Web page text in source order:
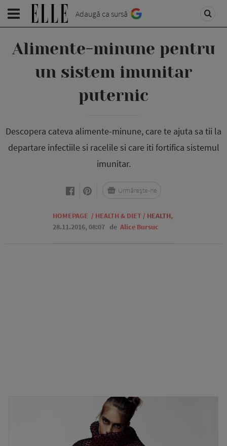
Adaugă ca sursă
Alimente-minune pentru
un sistem imunitar
puternic
Descopera cateva alimente-minune, care te ajuta sa tii la
departare infectiile si racelile si care iti fortifica sistemul
imunitar.
HOMEPAGE / HEALTH & DIET / HEALTH,
28.11.2016, 08:07 de Alice Bursuc
Urmărește-ne